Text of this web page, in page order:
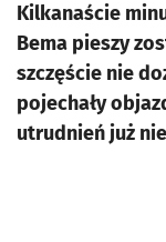
Kilkanaście
Bema pieszy
szczęście nie
pojechały
utrudnień już